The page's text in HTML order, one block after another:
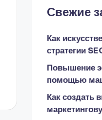
Свежие
Как
стратегии
Повышение
помощью
Как создать